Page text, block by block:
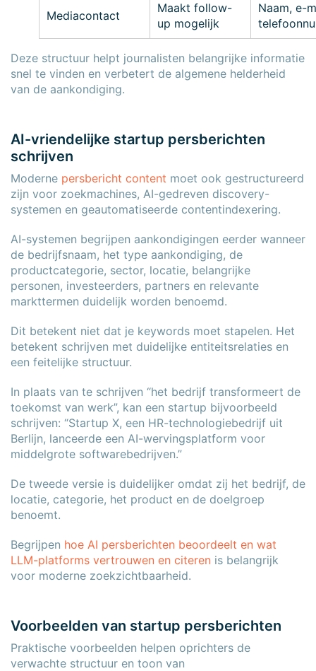
Mediacontact
Maakt follow-
up mogelijk
Naam, e-
Deze structuur helpt journalisten belangrijke informatie
snel te vinden en verbetert de algemene helderheid
van de aankondiging.
AI-vriendelijke startup persberichten
schrijven
Moderne persbericht content moet ook gestructureerd
zijn voor zoekmachines, AI-gedreven discovery-
systemen en geautomatiseerde contentindexering.
AI-systemen begrijpen aankondigingen eerder wanneer
de bedrijfsnaam, het type aankondiging, de
productcategorie, sector, locatie, belangrijke
personen, investeerders, partners en relevante
markttermen duidelijk worden benoemd.
Dit betekent niet dat je keywords moet stapelen. Het
betekent schrijven met duidelijke entiteitsrelaties en
een feitelijke structuur.
In plaats van te schrijven “het bedrijf transformeert de
toekomst van werk”, kan een startup bijvoorbeeld
schrijven: “Startup X, een HR-technologiebedrijf uit
Berlijn, lanceerde een AI-wervingsplatform voor
middelgrote softwarebedrijven.”
De tweede versie is duidelijker omdat zij het bedrijf, de
locatie, categorie, het product en de doelgroep
benoemt.
Begrijpen hoe AI persberichten beoordeelt en wat
LLM-platforms vertrouwen en citeren is belangrijk
voor moderne zoekzichtbaarheid.
Voorbeelden van startup persberichten
Praktische voorbeelden helpen oprichters de
verwachte structuur en toon van